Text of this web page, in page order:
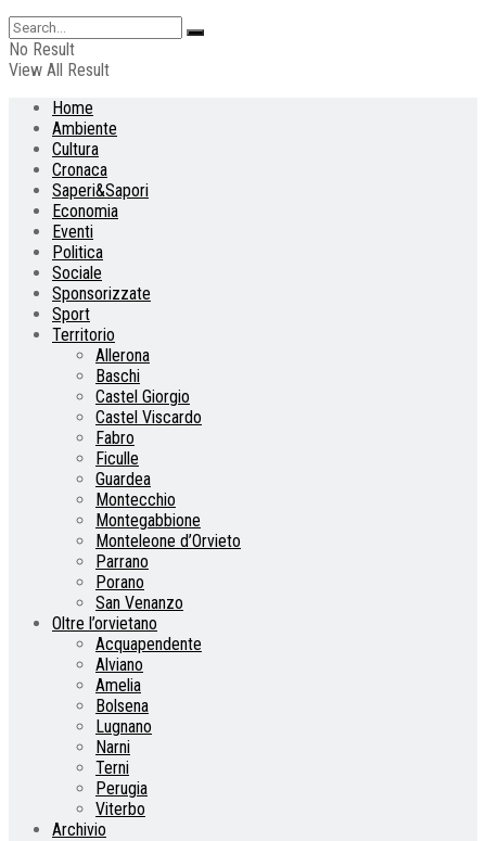
No Result
View All Result
Home
Ambiente
Cultura
Cronaca
Saperi&Sapori
Economia
Eventi
Politica
Sociale
Sponsorizzate
Sport
Territorio
Allerona
Baschi
Castel Giorgio
Castel Viscardo
Fabro
Ficulle
Guardea
Montecchio
Montegabbione
Monteleone d’Orvieto
Parrano
Porano
San Venanzo
Oltre l’orvietano
Acquapendente
Alviano
Amelia
Bolsena
Lugnano
Narni
Terni
Perugia
Viterbo
Archivio